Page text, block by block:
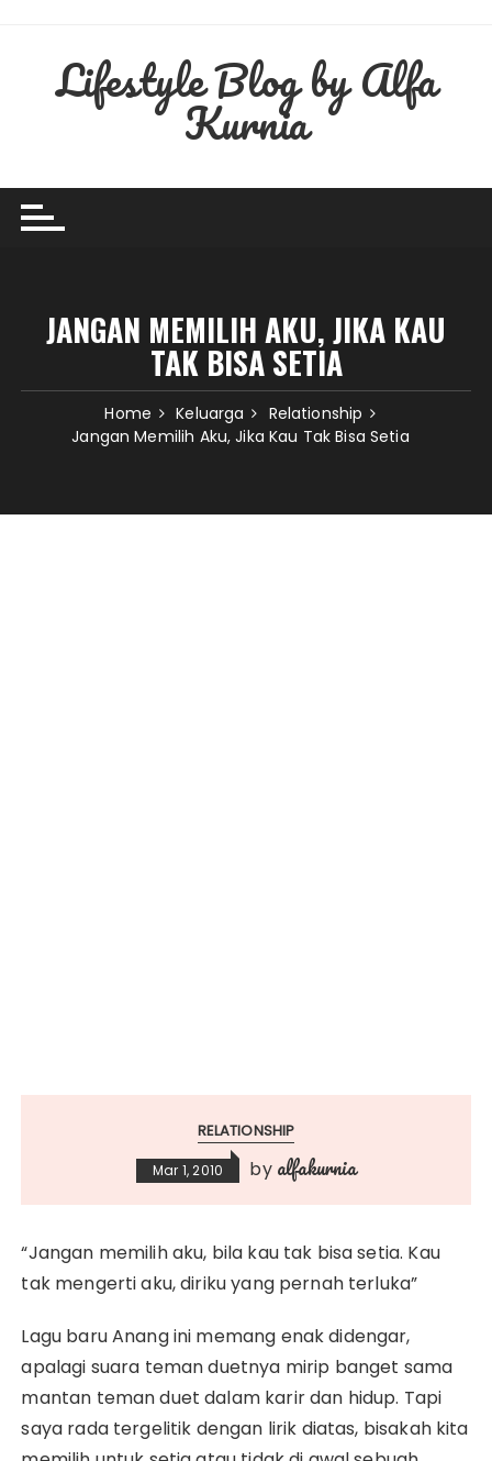
contentLifestyle Blog by Alfa
Kurnia
JANGAN MEMILIH AKU, JIKA KAU
TAK BISA SETIA
Home Keluarga
Relationship
Jangan Memilih Aku, Jika Kau Tak Bisa Setia
RELATIONSHIP
Mar 1, 2010 by alfakurnia
“Jangan memilih aku, bila kau tak bisa setia. Kau
tak mengerti aku, diriku yang pernah terluka”
Lagu baru Anang ini memang enak didengar,
apalagi suara teman duetnya mirip banget sama
mantan teman duet dalam karir dan hidup. Tapi
saya rada tergelitik dengan lirik diatas, bisakah kita